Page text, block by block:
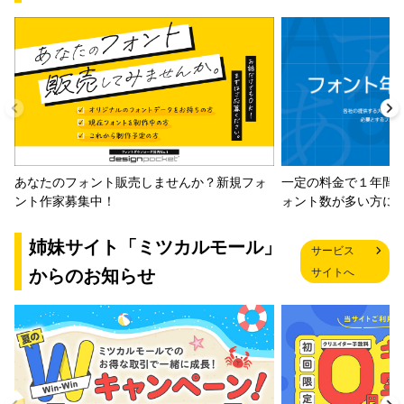
あなたのフォント販売しませんか？新規フォ
ント作家募集中！
一定の料金で１年間
ォント数が多い方に
姉妹サイト「ミツカルモール」
からのお知らせ
サービス
サイトへ